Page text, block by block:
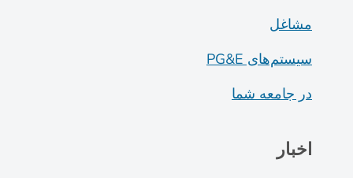
مشاغل
سیستم‌های PG&E
در جامعه شما
اخبار